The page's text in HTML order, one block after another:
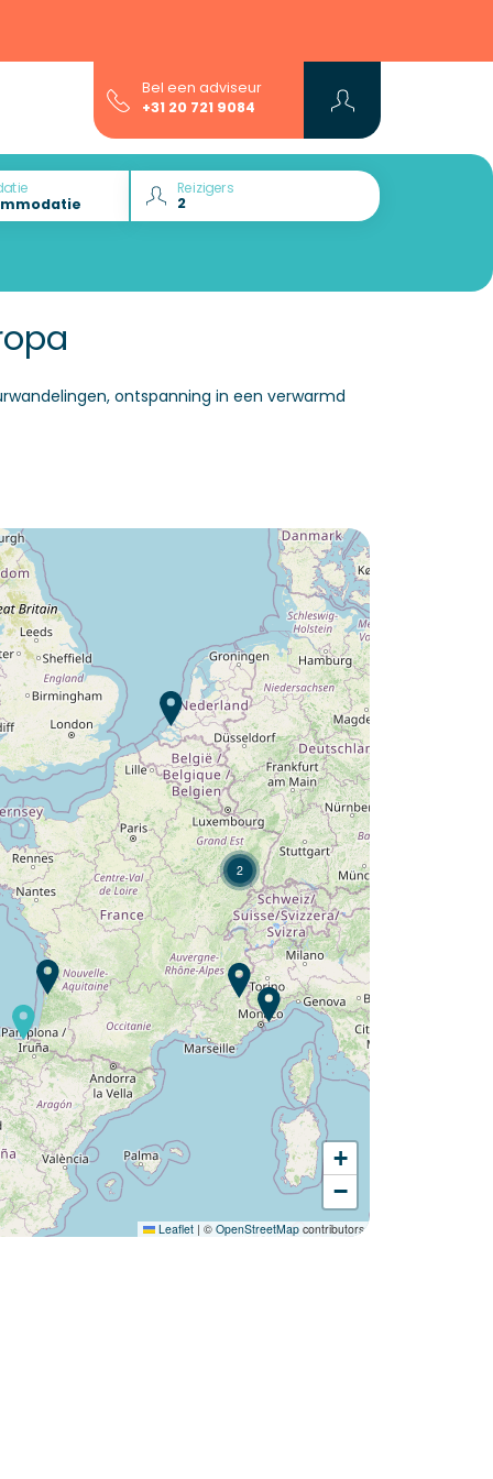
Bel een adviseur
+31 20 721 9084
Reizigers
ontspanning in een verwarmd
Wil je ontdekken :
Camping L'Orangerie de
Lanniron ?
Ontdek
Wil je ontdekken :
Camping Les Nids du Lac ?
2
+
−
Leaflet | © OpenStreetMapcontributors